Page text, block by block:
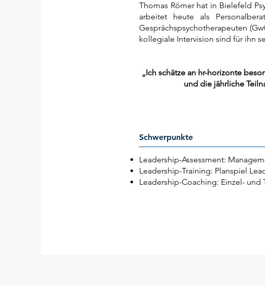
Thomas Römer hat in Bielefeld
arbeitet heute als
Gesprächspsychotherapeuten
kollegiale Intervision sind für ihn
„Ich schätze an hr-horizonte
und die jährliche
Schwerpunkte
Leadership-Assessment:
Leadership-Training: Planspiel
Leadership-Coaching: Einzel- und